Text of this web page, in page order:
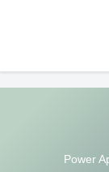
Power